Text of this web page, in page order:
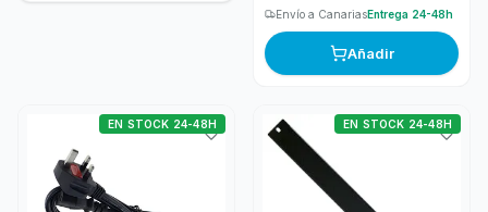
Envío a CanariasEntrega 24-48h
Añadir
EN STOCK 24-48H EN STOCK 24-48H